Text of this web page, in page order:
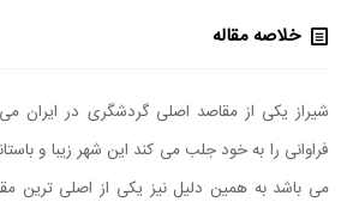
خلاصه مقاله
شیراز یکی از مقاصد اصلی گردشگری در ایران
فراوانی را به خود جلب می کند این شهر زیبا و
می باشد به همین دلیل نیز یکی از اصلی ترین